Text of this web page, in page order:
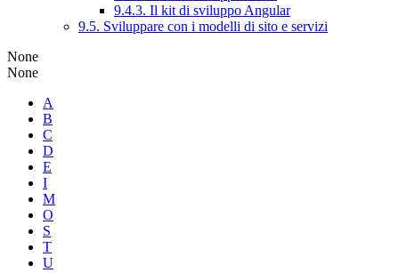
9.4.3. Il kit di sviluppo Angular
9.5. Sviluppare con i modelli di sito e servizi
None
None
A
B
C
D
E
I
M
O
S
T
U